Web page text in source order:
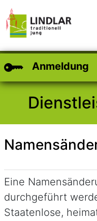
Anmeldung
Eine
durchgeführt
Staatenlose,